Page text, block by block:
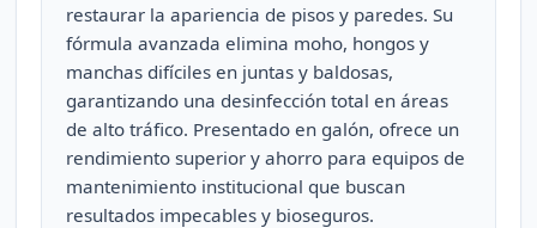
restaurar la apariencia de pisos y paredes. Su
fórmula avanzada elimina moho, hongos y
manchas difíciles en juntas y baldosas,
garantizando una desinfección total en áreas
de alto tráfico. Presentado en galón, ofrece un
rendimiento superior y ahorro para equipos de
mantenimiento institucional que buscan
resultados impecables y bioseguros.